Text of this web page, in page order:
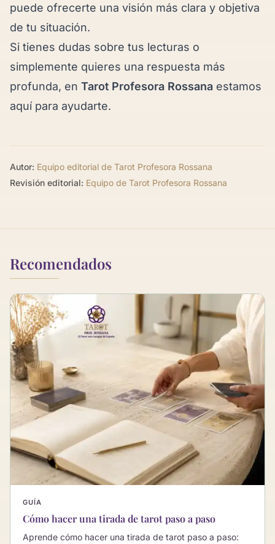
puede ofrecerte una visión más clara y objetiva
de tu situación.
Si tienes dudas sobre tus lecturas o
simplemente quieres una respuesta más
profunda, en Tarot Profesora Rossana estamos
aquí para ayudarte.
Autor: Equipo editorial de Tarot Profesora Rossana
Revisión editorial: Equipo de Tarot Profesora Rossana
Recomendados
GUÍA
Cómo hacer una tirada de tarot paso a paso
Aprende cómo hacer una tirada de tarot paso a paso: